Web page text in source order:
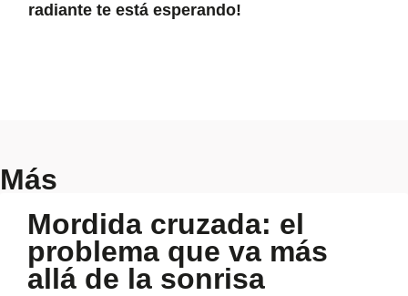
radiante te está esperando!
Más
Mordida cruzada: el
problema que va más
allá de la sonrisa